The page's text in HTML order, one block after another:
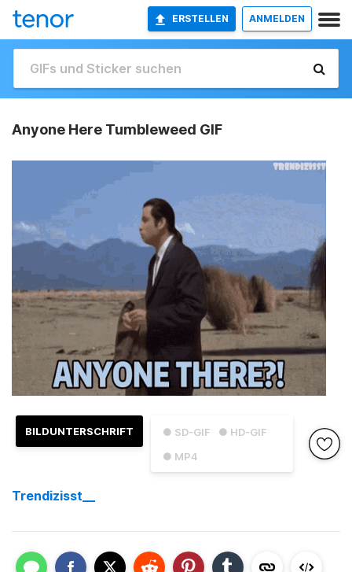
ERSTELLEN ANMELDEN
Anyone Here Tumbleweed GIF
● SD-GIF
● HD-GIF
● MP4
BILDUNTERSCHRIFT
Trendizisst__